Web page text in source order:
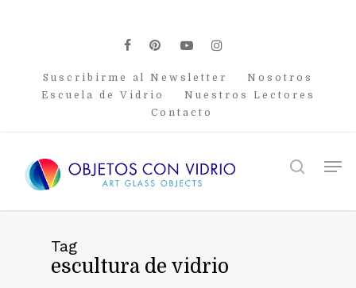
facebook
pinterest
youtubeinstagram
Suscribirme al Newsletter
Nosotros
Escuela de Vidrio
Nuestros Lectores
Contacto
search
Tag
escultura de vidrio